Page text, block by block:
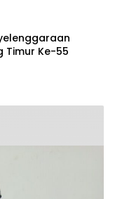
Timur Ke-55